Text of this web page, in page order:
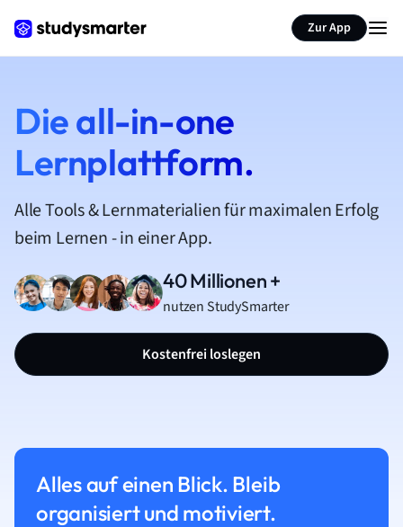
Zur App
Die all-in-one
Lernplattform.
Alle Tools & Lernmaterialien für maximalen Erfolg
beim Lernen - in einer App.
40 Millionen +
nutzen StudySmarter
Kostenfrei loslegen
Alles auf einen Blick. Bleib
organisiert und motiviert.